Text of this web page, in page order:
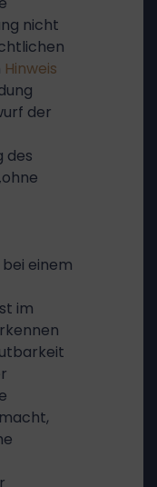
nicht
Hinweis
der
des
einem
im